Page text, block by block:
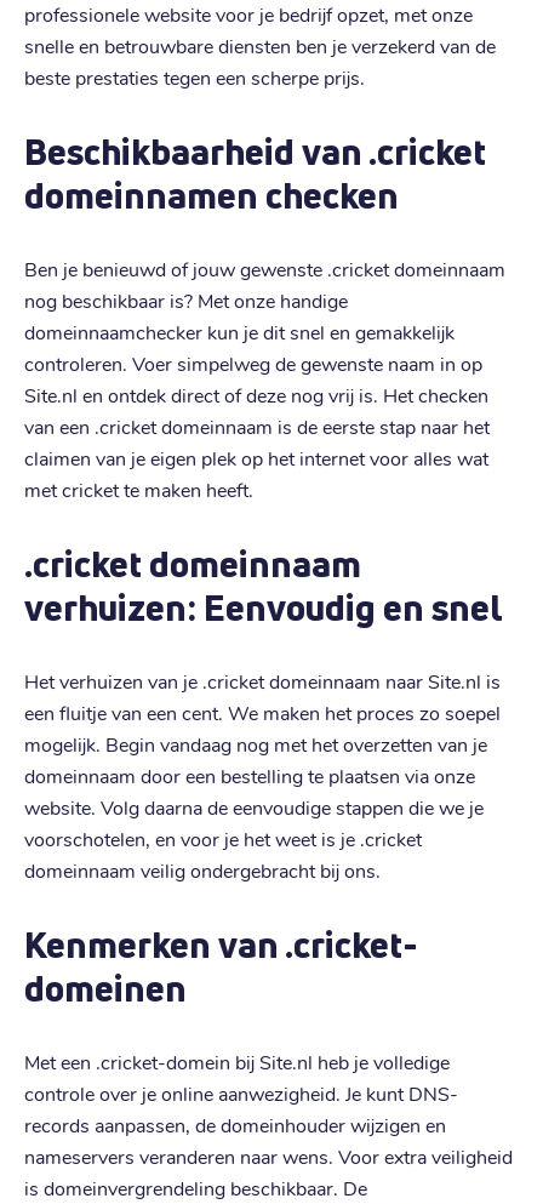
professionele website voor je bedrijf opzet, met onze
snelle en betrouwbare diensten ben je verzekerd van de
beste prestaties tegen een scherpe prijs.
Beschikbaarheid van .cricket
domeinnamen checken
Ben je benieuwd of jouw gewenste .cricket domeinnaam
nog beschikbaar is? Met onze handige
domeinnaamchecker kun je dit snel en gemakkelijk
controleren. Voer simpelweg de gewenste naam in op
Site.nl en ontdek direct of deze nog vrij is. Het checken
van een .cricket domeinnaam is de eerste stap naar het
claimen van je eigen plek op het internet voor alles wat
met cricket te maken heeft.
.cricket domeinnaam
verhuizen: Eenvoudig en snel
Het verhuizen van je .cricket domeinnaam naar Site.nl is
een fluitje van een cent. We maken het proces zo soepel
mogelijk. Begin vandaag nog met het overzetten van je
domeinnaam door een bestelling te plaatsen via onze
website. Volg daarna de eenvoudige stappen die we je
voorschotelen, en voor je het weet is je .cricket
domeinnaam veilig ondergebracht bij ons.
Kenmerken van .cricket-
domeinen
Met een .cricket-domein bij Site.nl heb je volledige
controle over je online aanwezigheid. Je kunt DNS-
records aanpassen, de domeinhouder wijzigen en
nameservers veranderen naar wens. Voor extra veiligheid
is domeinvergrendeling beschikbaar. De